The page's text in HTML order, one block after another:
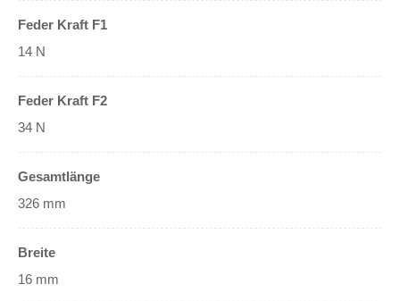
Feder Kraft F1
14 N
Feder Kraft F2
34 N
Gesamtlänge
326 mm
Breite
16 mm